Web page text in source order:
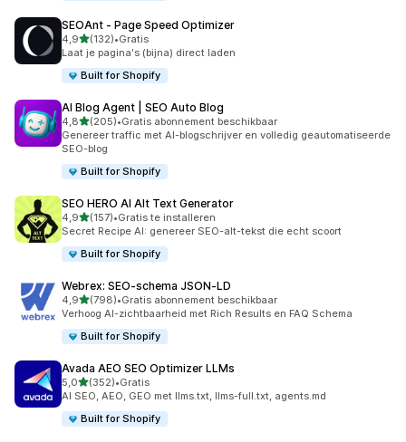
SEOAnt ‑ Page Speed Optimizer
4,9van 5 sterren
(132)
132 recensies in totaal
•Gratis
Laat je pagina's (bijna) direct laden
Built for Shopify
AI Blog Agent | SEO Auto Blog
4,8van 5 sterren
(205)
205 recensies in totaal
•Gratis abonnement beschikbaar
Genereer traffic met AI-blogschrijver en volledig geautomatiseerde
SEO-blog
Built for Shopify
SEO HERO AI Alt Text Generator
4,9van 5 sterren
(157)
157 recensies in totaal
•Gratis te installeren
Secret Recipe AI: genereer SEO-alt-tekst die echt scoort
Built for Shopify
Webrex: SEO‑schema JSON‑LD
4,9van 5 sterren
(798)
798 recensies in totaal
•Gratis abonnement beschikbaar
Verhoog AI-zichtbaarheid met Rich Results en FAQ Schema
Built for Shopify
Avada AEO SEO Optimizer LLMs
5,0van 5 sterren
(352)
352 recensies in totaal
•Gratis
AI SEO, AEO, GEO met llms.txt, llms-full.txt, agents.md
Built for Shopify